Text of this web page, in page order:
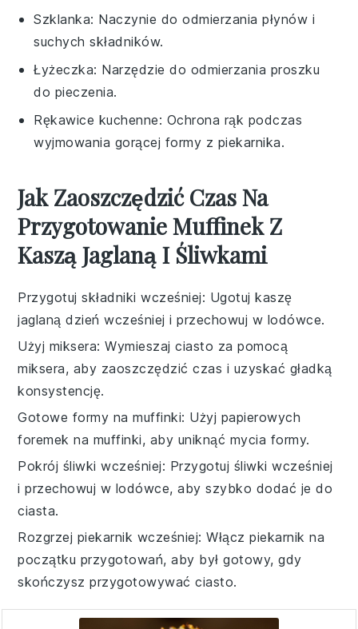
Szklanka: Naczynie do odmierzania płynów i
suchych składników.
Łyżeczka: Narzędzie do odmierzania proszku
do pieczenia.
Rękawice kuchenne: Ochrona rąk podczas
wyjmowania gorącej formy z piekarnika.
Jak Zaoszczędzić Czas Na
Przygotowanie Muffinek Z
Kaszą Jaglaną I Śliwkami
Przygotuj składniki wcześniej: Ugotujkaszę
jaglaną dzień wcześniej i przechowuj w lodówce.
Użyj miksera: Wymieszajciasto za pomocą
miksera, aby zaoszczędzić czas i uzyskać gładką
konsystencję.
Gotowe formy na muffinki: Użyj papierowych
foremek na muffinki, aby uniknąć mycia formy.
Pokrój śliwki wcześniej: Przygotuj śliwki wcześniej
i przechowuj w lodówce, aby szybko dodać je do
ciasta.
Rozgrzej piekarnik wcześniej: Włączpiekarnik na
początku przygotowań, aby był gotowy, gdy
skończysz przygotowywać ciasto.